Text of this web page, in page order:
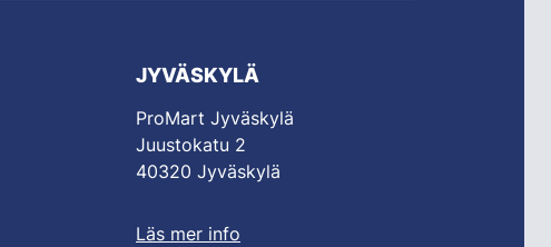
JYVÄSKYLÄ
ProMart Jyväskylä
Juustokatu 2
40320 Jyväskylä
Läs mer info